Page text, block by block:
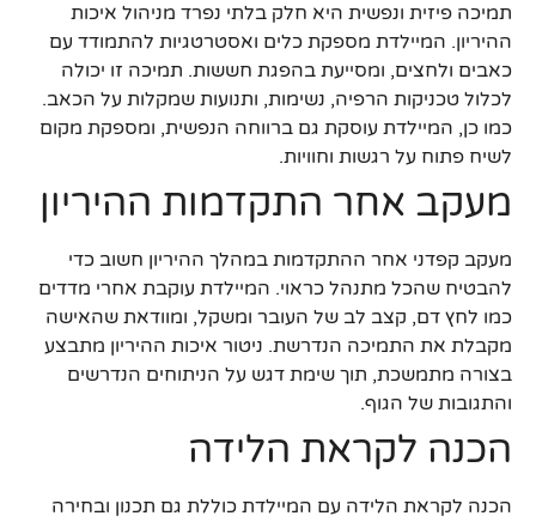
תמיכה פיזית ונפשית היא חלק בלתי נפרד מניהול איכות
ההיריון. המיילדת מספקת כלים ואסטרטגיות להתמודד עם
כאבים ולחצים, ומסייעת בהפגת חששות. תמיכה זו יכולה
לכלול טכניקות הרפיה, נשימות, ותנועות שמקלות על הכאב.
כמו כן, המיילדת עוסקת גם ברווחה הנפשית, ומספקת מקום
לשיח פתוח על רגשות וחוויות.
מעקב אחר התקדמות ההיריון
מעקב קפדני אחר ההתקדמות במהלך ההיריון חשוב כדי
להבטיח שהכל מתנהל כראוי. המיילדת עוקבת אחרי מדדים
כמו לחץ דם, קצב לב של העובר ומשקל, ומוודאת שהאישה
מקבלת את התמיכה הנדרשת. ניטור איכות ההיריון מתבצע
בצורה מתמשכת, תוך שימת דגש על הניתוחים הנדרשים
והתגובות של הגוף.
הכנה לקראת הלידה
הכנה לקראת הלידה עם המיילדת כוללת גם תכנון ובחירה